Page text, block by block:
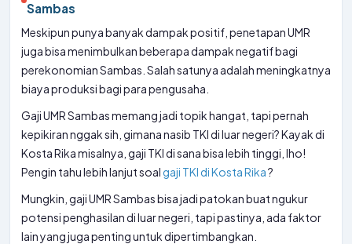
Sambas
Meskipun punya banyak dampak positif, penetapan UMR
juga bisa menimbulkan beberapa dampak negatif bagi
perekonomian Sambas. Salah satunya adalah meningkatnya
biaya produksi bagi para pengusaha.
Gaji UMR Sambas memang jadi topik hangat, tapi pernah
kepikiran nggak sih, gimana nasib TKI di luar negeri? Kayak di
Kosta Rika misalnya, gaji TKI di sana bisa lebih tinggi, lho!
Pengin tahu lebih lanjut soal gaji TKI di Kosta Rika?
Mungkin, gaji UMR Sambas bisa jadi patokan buat ngukur
potensi penghasilan di luar negeri, tapi pastinya, ada faktor
lain yang juga penting untuk dipertimbangkan.